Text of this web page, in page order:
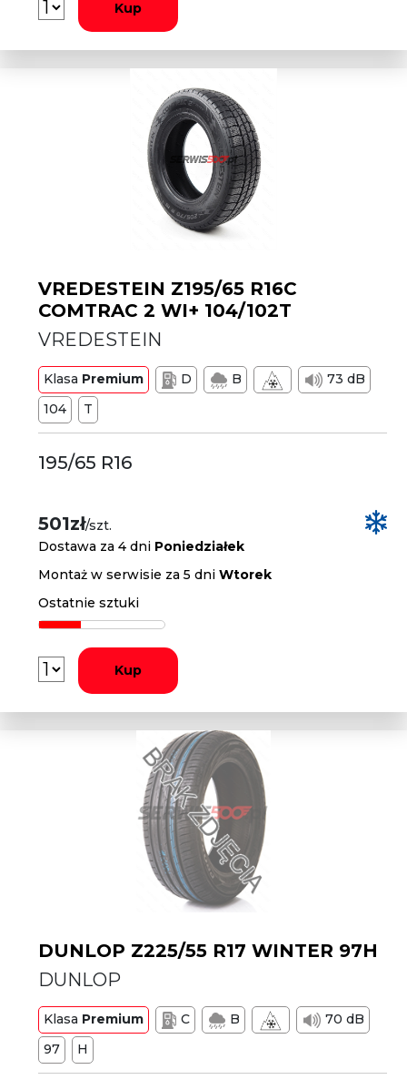
Kup
VREDESTEIN Z195/65 R16C
COMTRAC 2 WI+ 104/102T
VREDESTEIN
Klasa Premium D B
73 dB
104
T
195/65 R16
501zł/szt.
Dostawa za 4 dni Poniedziałek
Montaż w serwisie za 5 dniWtorek
Ostatnie sztuki
Kup
DUNLOP Z225/55 R17 WINTER 97H
DUNLOP
Klasa Premium C B
70 dB
97
H